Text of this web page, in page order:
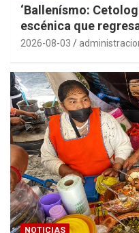
‘Ballenísmo:
escénica que
2026-08-03
NOTICIAS